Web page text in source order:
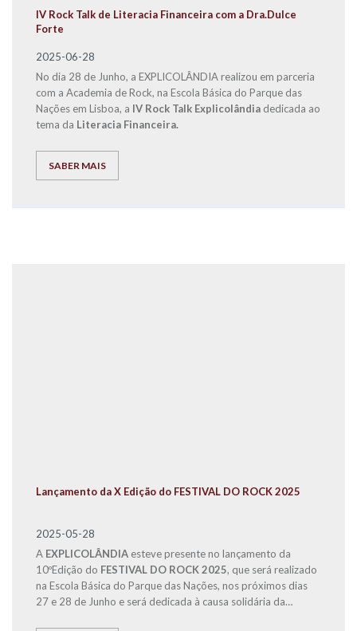
IV Rock Talk de Literacia Financeira com a Dra.Dulce
Forte
2025-06-28
No dia 28 de Junho, a EXPLICOLÂNDIA realizou em parceria
com a Academia de Rock, na Escola Básica do Parque das
Nações em Lisboa, a IV Rock Talk Explicolândia dedicada ao
tema da Literacia Financeira.
SABER MAIS
Lançamento da X Edição do FESTIVAL DO ROCK 2025
2025-05-28
A EXPLICOLÂNDIA esteve presente no lançamento da
10ºEdição do FESTIVAL DO ROCK 2025, que será realizado
na Escola Básica do Parque das Nações, nos próximos dias
27 e 28 de Junho e será dedicada à causa solidária da